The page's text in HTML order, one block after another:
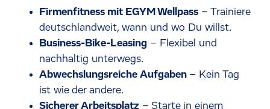
Firmenfitness mit EGYM Wellpass – Trainiere
deutschlandweit, wann und wo Du willst.
Business-Bike-Leasing – Flexibel und
nachhaltig unterwegs.
Abwechslungsreiche Aufgaben – Kein Tag
ist wie der andere.
Sicherer Arbeitsplatz – Starte in einem